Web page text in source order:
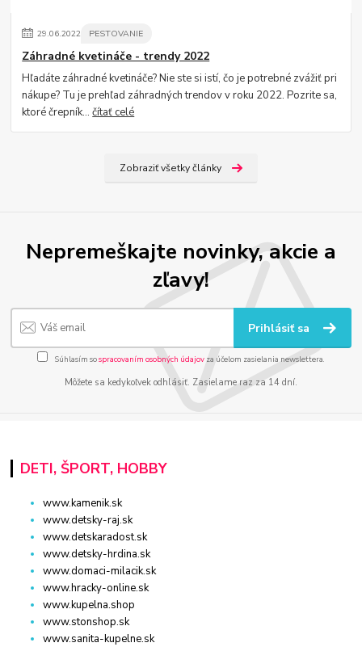
29.06.2022 PESTOVANIE
Záhradné kvetináče - trendy 2022
Hľadáte záhradné kvetináče? Nie ste si istí, čo je potrebné zvážiť pri
nákupe? Tu je prehľad záhradných trendov v roku 2022. Pozrite sa,
ktoré črepník...čítať celé
Zobraziť všetky články
Nepremeškajte novinky, akcie a
zľavy!
Prihlásiť sa
Súhlasím sospracovaním osobných údajov za účelom zasielania newslettera.
Môžete sa kedykoľvek odhlásiť. Zasielame raz za 14 dní.
DETI, ŠPORT, HOBBY
www.kamenik.sk
www.detsky-raj.sk
www.detskaradost.sk
www.detsky-hrdina.sk
www.domaci-milacik.sk
www.hracky-online.sk
www.kupelna.shop
www.stonshop.sk
www.sanita-kupelne.sk